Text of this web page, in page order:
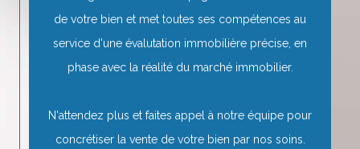
de votre bien et met toutes ses compétences au
service d'une évalutation immobilière précise, en
phase avec la réalité du marché immobilier.
N'attendez plus et faites appel à notre équipe pour
concrétiser la vente de votre bien par nos soins.